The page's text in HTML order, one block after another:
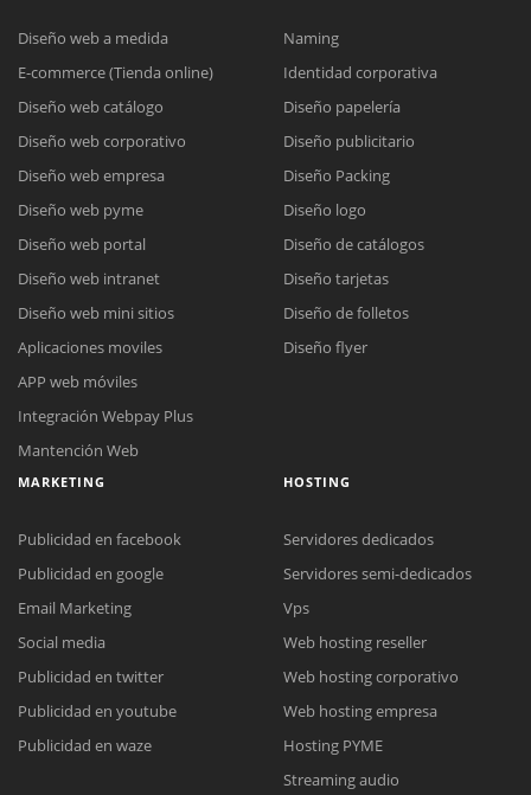
Reunión online
Meet para la reunión online.
Cotización
Chat Online
Todos nuestros ejecutivos están fuera de línea. Complete el formulario
Diseño web a medida
E-commerce (Tienda online)
Diseño web catálogo
Diseño web corporativo
Diseño web empresa
Diseño web pyme
Diseño web portal
Diseño web intranet
Diseño web mini sitios
Aplicaciones moviles
APP web móviles
Integración Webpay Plus
Mantención Web
Naming
Identidad corporativa
Diseño papelería
Diseño publicitario
Diseño Packing
Diseño logo
Diseño de catálogos
Diseño tarjetas
Diseño de folletos
Diseño flyer
MARKETING
Publicidad en facebook
Publicidad en google
Email Marketing
Social media
Publicidad en twitter
Publicidad en youtube
Publicidad en waze
HOSTING
Servidores dedicados
Servidores semi-dedicados
Vps
Web hosting reseller
Web hosting corporativo
Web hosting empresa
Hosting PYME
Streaming audio